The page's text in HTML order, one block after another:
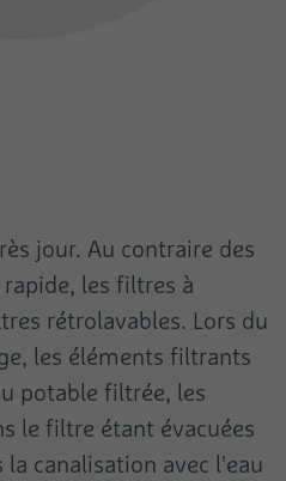
jour. Au contraire des
les filtres à
rétrolavables. Lors du
les éléments filtrants
potable filtrée, les
le filtre étant évacuées
canalisation avec l'eau